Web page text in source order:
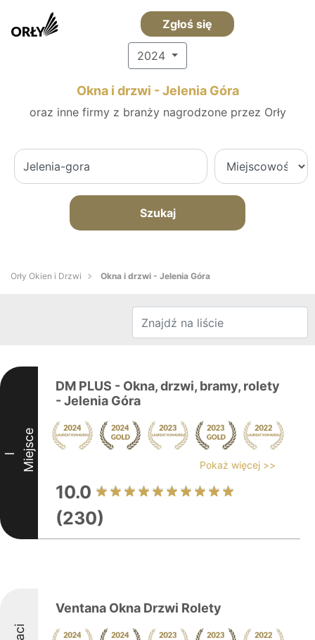
Zgłoś się
2024
Okna i drzwi - Jelenia Góra
oraz inne firmy z branży nagrodzone przez Orły
Szukaj
Orły Okien i Drzwi Okna i drzwi - Jelenia Góra
I Miejsce
DM PLUS - Okna, drzwi, bramy, rolety
- Jelenia Góra
Pokaż więcej >>
10.0
(230)
Ventana Okna Drzwi Rolety